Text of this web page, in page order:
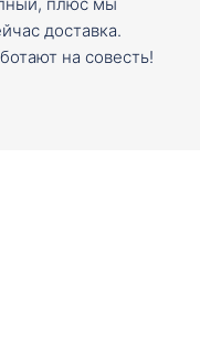
доставка.
на совесть!